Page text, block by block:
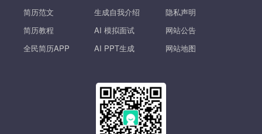
简历范文
简历教程
全民简历APP
生成自我介绍
AI 模拟面试
AI PPT生成
隐私声明
网站公告
网站地图